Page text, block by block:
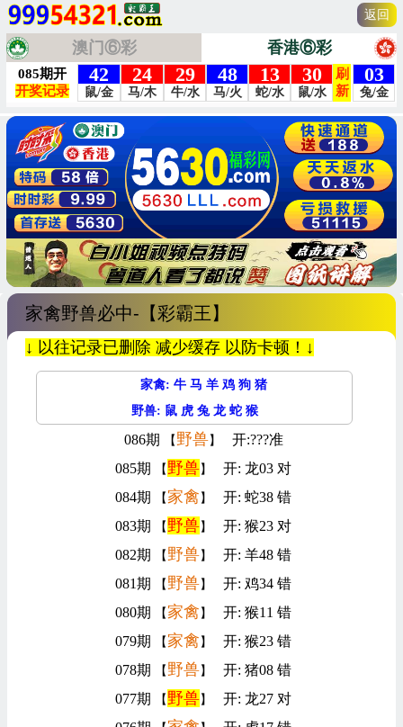
返回
澳门⑥彩 香港⑥彩